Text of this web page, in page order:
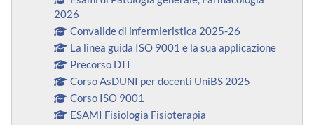
2026
Convalide di infermieristica 2025-26
La linea guida ISO 9001 e la sua applicazione
Precorso DTI
Corso AsDUNI per docenti UniBS 2025
Corso ISO 9001
ESAMI Fisiologia Fisioterapia